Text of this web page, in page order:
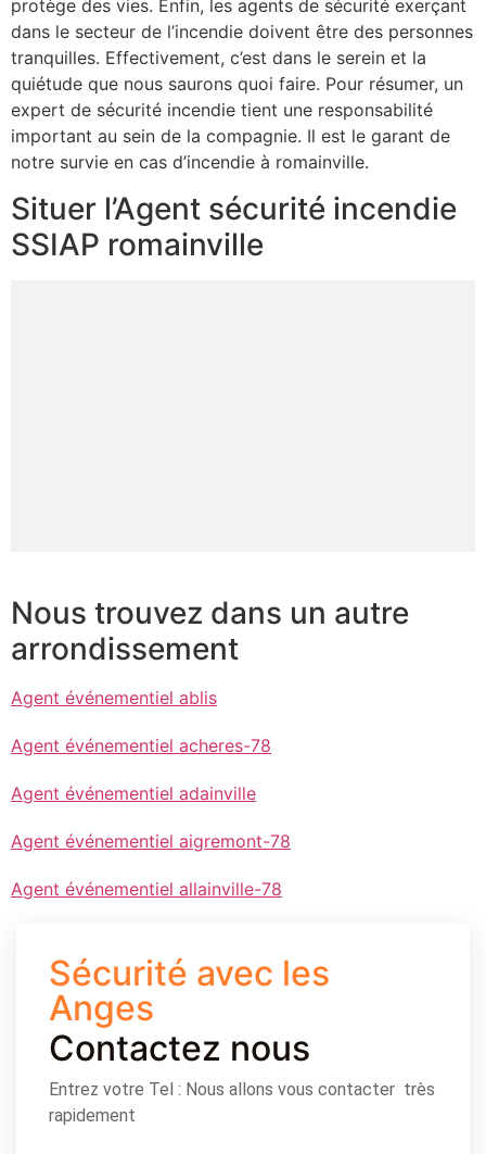
protège des vies. Enfin, les agents de sécurité exerçant
dans le secteur de l’incendie doivent être des personnes
tranquilles. Effectivement, c’est dans le serein et la
quiétude que nous saurons quoi faire. Pour résumer, un
expert de sécurité incendie tient une responsabilité
important au sein de la compagnie. Il est le garant de
notre survie en cas d’incendie à romainville.
Situer l’Agent sécurité incendie
SSIAP romainville
Nous trouvez dans un autre
arrondissement
Agent événementiel ablis
Agent événementiel acheres-78
Agent événementiel adainville
Agent événementiel aigremont-78
Agent événementiel allainville-78
Sécurité avec les
Anges
Contactez nous
Entrez votre Tel : Nous allons vous contacter très
rapidement